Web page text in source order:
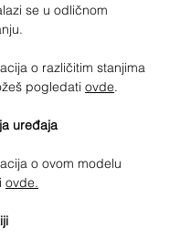
se u odličnom
o različitim stanjima
pogledati ovde.
uređaja
o ovom modelu
ovde.